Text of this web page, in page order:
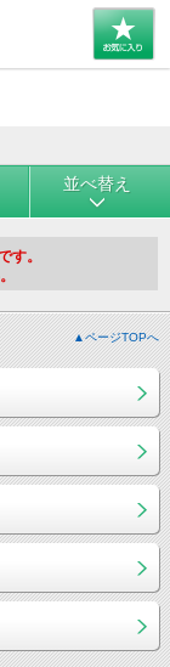
並べ替え
す。
▲ページTOPへ